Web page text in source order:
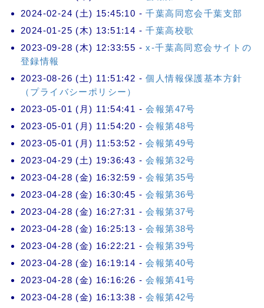
2024-02-24 (土) 15:45:10 -千葉高同窓会千葉支部
2024-01-25 (木) 13:51:14 -千葉高校歌
2023-09-28 (木) 12:33:55 -x-千葉高同窓会サイトの
登録情報
2023-08-26 (土) 11:51:42 -個人情報保護基本方針
（プライバシーポリシー）
2023-05-01 (月) 11:54:41 -会報第47号
2023-05-01 (月) 11:54:20 -会報第48号
2023-05-01 (月) 11:53:52 -会報第49号
2023-04-29 (土) 19:36:43 -会報第32号
2023-04-28 (金) 16:32:59 -会報第35号
2023-04-28 (金) 16:30:45 -会報第36号
2023-04-28 (金) 16:27:31 -会報第37号
2023-04-28 (金) 16:25:13 -会報第38号
2023-04-28 (金) 16:22:21 -会報第39号
2023-04-28 (金) 16:19:14 -会報第40号
2023-04-28 (金) 16:16:26 -会報第41号
2023-04-28 (金) 16:13:38 -会報第42号